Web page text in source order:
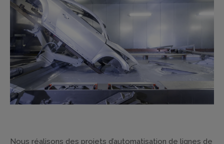
Nous réalisons des projets d’automatisation de lignes de